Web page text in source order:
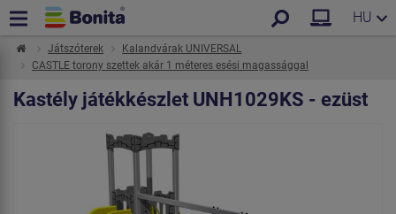
HU
Játszóterek
Kalandvárak UNIVERSAL
CASTLE torony szettek akár 1 méteres esési magassággal
Kastély játékkészlet UNH1029KS - ezüst